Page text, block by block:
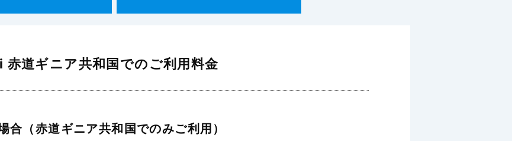
道ギニア共和国でのご利用料金
合（赤道ギニア共和国でのみご利用）